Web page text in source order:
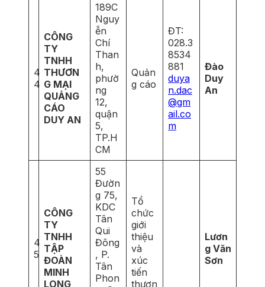
4
4
CÔNG
TY
TNHH
THƯƠN
G MẠI
QUẢNG
CÁO
DUY AN
189C
Nguy
ễn
Chí
Than
h,
phườ
ng
12,
quận
5,
TP.H
CM
Quản
g cáo
ĐT:
028.3
8534
881
duya
n.dac
@gm
ail.co
m
Đào
Duy
An
4
5
CÔNG
TY
TNHH
TẬP
ĐOÀN
MINH
LONG
55
Đườn
g 75,
KDC
Tân
Qui
Đông
, P.
Tân
Phon
Tổ
chức
giới
thiệu
và
xúc
tiến
thươn
Lươn
g Văn
Sơn